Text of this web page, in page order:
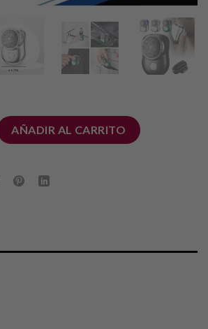
cantidad
AÑADIR AL CARRITO